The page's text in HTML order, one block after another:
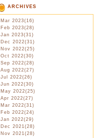
ARCHIVES
Mar 2023(16)
Feb 2023(28)
Jan 2023(31)
Dec 2022(31)
Nov 2022(25)
Oct 2022(30)
Sep 2022(28)
Aug 2022(27)
Jul 2022(26)
Jun 2022(30)
May 2022(25)
Apr 2022(27)
Mar 2022(31)
Feb 2022(24)
Jan 2022(29)
Dec 2021(28)
Nov 2021(28)